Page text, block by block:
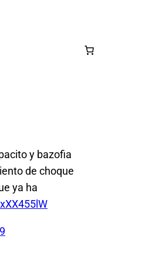
y bazofia
de choque
ya ha